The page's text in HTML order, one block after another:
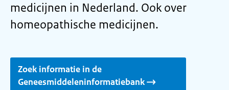
medicijnen in Nederland. Ook over
homeopathische medicijnen.
Zoek informatie in de
Geneesmiddeleninformatiebank